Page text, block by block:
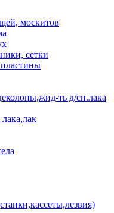
москитов
сетки
ть д/сн.лака